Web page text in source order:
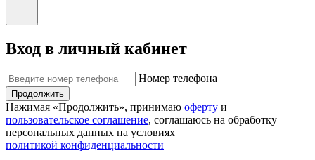
Вход в личный кабинет
Номер телефона
Продолжить
Нажимая «Продолжить», принимаю оферту и
пользовательское соглашение, соглашаюсь на обработку
персональных данных на условиях
политикой конфиденциальности